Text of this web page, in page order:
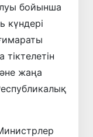
бойынша
күндері
жаңа